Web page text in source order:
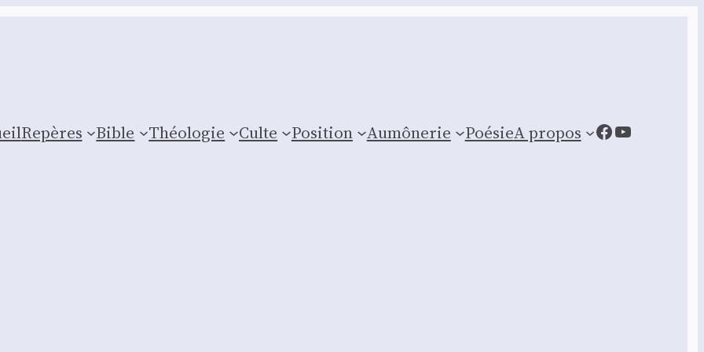
Repères Bible Théologie Culte Posi­tion Aumônerie PoésieA propos Facebook
YouTube